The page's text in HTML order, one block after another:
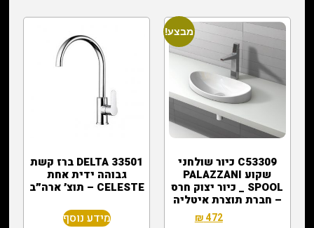
מבצע!
C53309 כיור שולחני
שקוע PALAZZANI
SPOOL _ כיור יצוק חרס
– חברת תוצרת איטליה
₪472
DELTA 33501 ברז קשת
גבוהה ידית אחת
CELESTE – תוצ׳ ארה״ב
מידע נוסף